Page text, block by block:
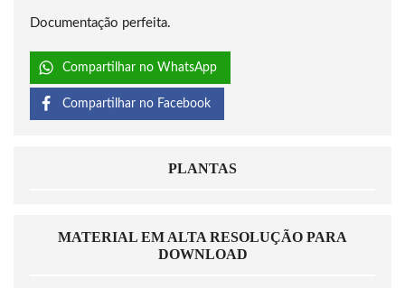
Documentação perfeita.
Compartilhar no WhatsApp
Compartilhar no Facebook
PLANTAS
MATERIAL EM ALTA RESOLUÇÃO PARA
DOWNLOAD